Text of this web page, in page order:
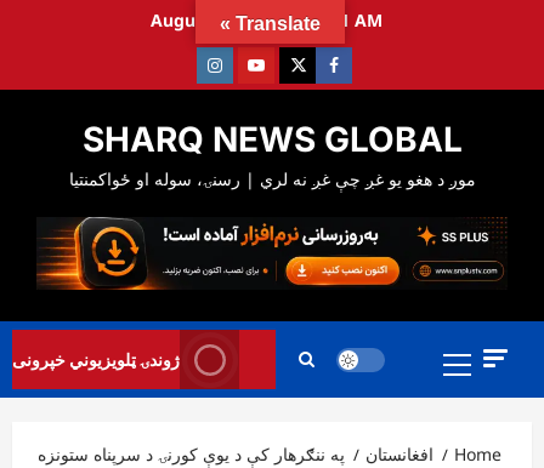
August 8, 2026 4:38:22 AM
Facebook
Twitter
Youtube
Instagram
SHARQ NEWS GLOBAL
Primary
ژوندۍ ټلویزیوني خپرونی
Home افغانستان په ننګرهار کې د یوې کورنۍ د سرپناه ستونزه
Translate »